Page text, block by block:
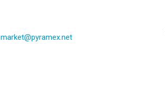
market@pyramex.net